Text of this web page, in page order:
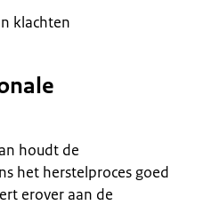
klachten
houdt de
het herstelproces goed
erover aan de